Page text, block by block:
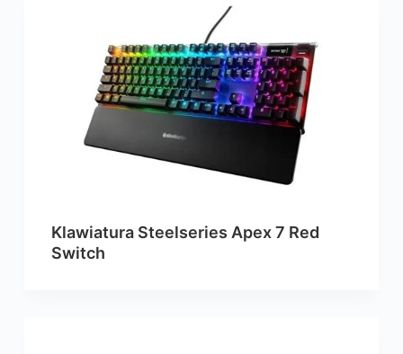
Klawiatura Steelseries Apex 7 Red
Switch